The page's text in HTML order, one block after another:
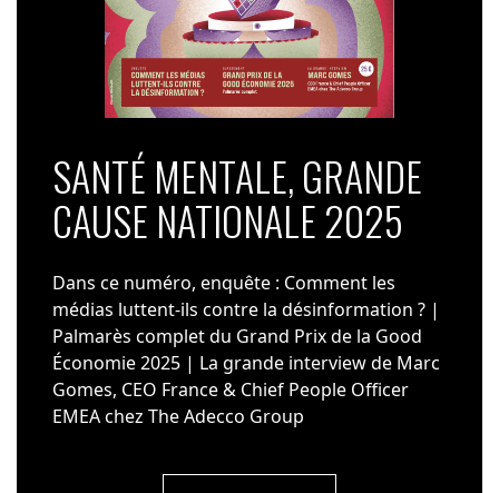
SANTÉ MENTALE, GRANDE
CAUSE NATIONALE 2025
Dans ce numéro, enquête : Comment les
médias luttent-ils contre la désinformation ? |
Palmarès complet du Grand Prix de la Good
Économie 2025 | La grande interview de Marc
Gomes, CEO France & Chief People Officer
EMEA chez The Adecco Group